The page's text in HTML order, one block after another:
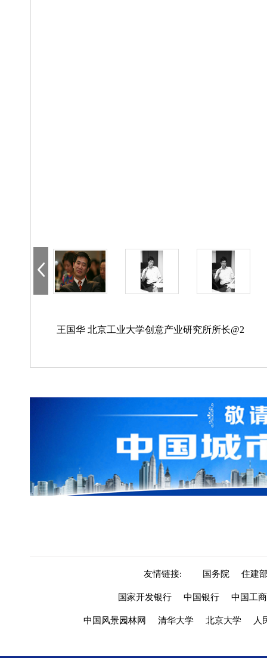
王国华 北京工业大学创意产业研究所所长@2
友情链接: 国务院 住建
国家开发银行 中国银行 中国工
中国风景园林网 清华大学 北京大学 人